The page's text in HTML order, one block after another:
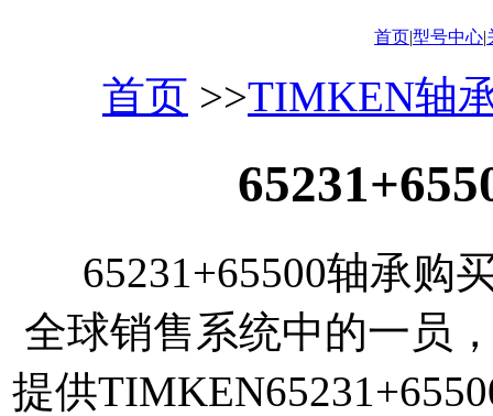
首页|型号中心|
首页 >>TIMKEN轴
65231+65500轴承购
全球销售系统中的一员
提供